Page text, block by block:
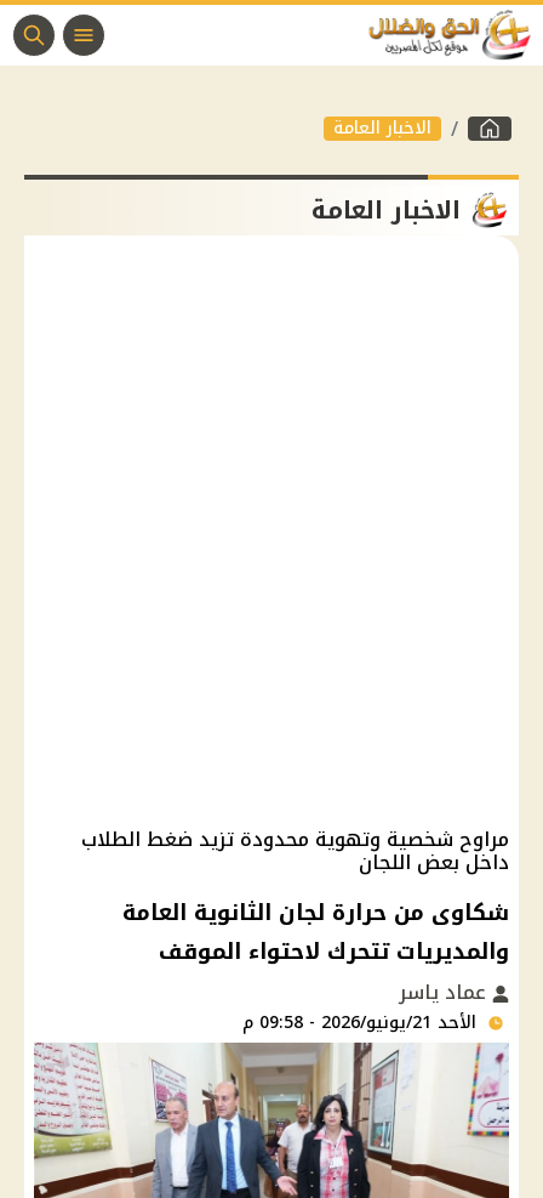
الاخبار العامة
الاخبار العامة
مراوح شخصية وتهوية محدودة تزيد ضغط الطلاب
داخل بعض اللجان
شكاوى من حرارة لجان الثانوية العامة
والمديريات تتحرك لاحتواء الموقف
عماد ياسر
الأحد 21/يونيو/2026 - 09:58 م